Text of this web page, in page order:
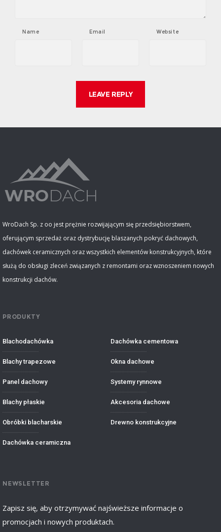
Name Email Website
WroDach Sp. z oo jest prężnie rozwijającym się przedsiębiorstwem,
oferującym sprzedaż oraz dystrybucję blaszanych pokryć dachowych,
dachówek ceramicznych oraz wszystkich elementów konstrukcyjnych, które
służą do obsługi zleceń związanych z remontami oraz wznoszeniem nowych
konstrukcji dachów.
PRODUKTY
Blachodachówka
Blachy trapezowe
Panel dachowy
Blachy płaskie
Obróbki blacharskie
Dachówka ceramiczna
Dachówka cementowa
Okna dachowe
Systemy rynnowe
Akcesoria dachowe
Drewno konstrukcyjne
NEWSLETTER
Zapisz się, aby otrzymywać najświeższe informacje o
promocjach i nowych produktach.